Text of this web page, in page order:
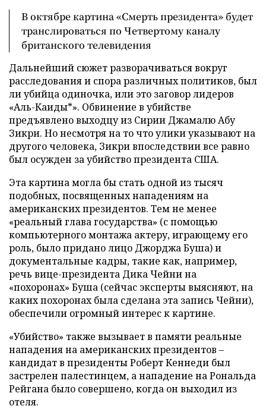
В октябре картина «Смерть президента» будет
транслироваться по Четвертому каналу
британского телевидения
Дальнейший сюжет разворачиваться вокруг
расследования и спора различных политиков, был
ли убийца одиночка, или это заговор лидеров
«Аль-Каиды*». Обвинение в убийстве
предъявлено выходцу из Сирии Джамалю Абу
Зикри. Но несмотря на то что улики указывают на
другого человека, Зикри впоследствии все равно
был осужден за убийство президента США.
Эта картина могла бы стать одной из тысяч
подобных, посвященных нападениям на
американских президентов. Тем не менее
«реальный глава государства» (с помощью
компьютерного монтажа актеру, играющему его
роль, было придано лицо Джорджа Буша) и
документальные кадры, такие как, например,
речь вице-президента Дика Чейни на
«похоронах» Буша (сейчас эксперты выясняют, на
каких похоронах была сделана эта запись Чейни),
обеспечили огромный интерес к картине.
«Убийство» также вызывает в памяти реальные
нападения на американских президентов –
кандидат в президенты Роберт Кеннеди был
застрелен палестинцем, а нападение на Рональда
Рейгана было совершено, когда он выходил из
отеля.